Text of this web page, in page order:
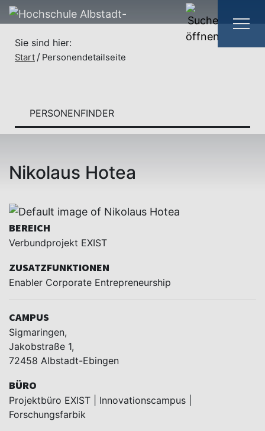
Sie sind hier:
Start Personendetailseite
PERSONENFINDER
Nikolaus Hotea
BEREICH
Verbundprojekt EXIST
ZUSATZFUNKTIONEN
Enabler Corporate Entrepreneurship
CAMPUS
Sigmaringen,
Jakobstraße 1,
72458 Albstadt-Ebingen
BÜRO
Projektbüro EXIST | Innovationscampus |
Forschungsfarbik